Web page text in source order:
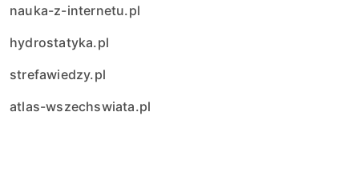
nauka-z-internetu.pl
hydrostatyka.pl
strefawiedzy.pl
atlas-wszechswiata.pl